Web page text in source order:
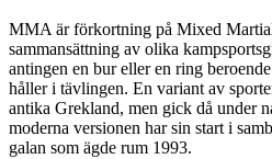
MMA är förkortning på Mixed
sammansättning av olika
antingen en bur eller en ring
håller i tävlingen. En variant av
antika Grekland, men gick då under
moderna versionen har sin start i
galan som ägde rum 1993.